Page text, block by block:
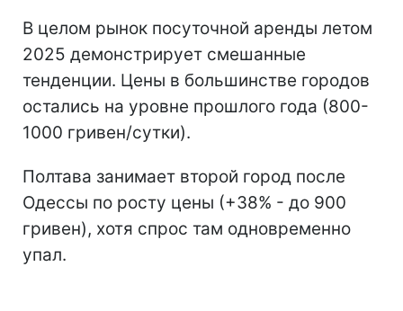
В целом рынок посуточной аренды летом
2025 демонстрирует смешанные
тенденции. Цены в большинстве городов
остались на уровне прошлого года (800-
1000 гривен/сутки).
Полтава занимает второй город после
Одессы по росту цены (+38% - до 900
гривен), хотя спрос там одновременно
упал.